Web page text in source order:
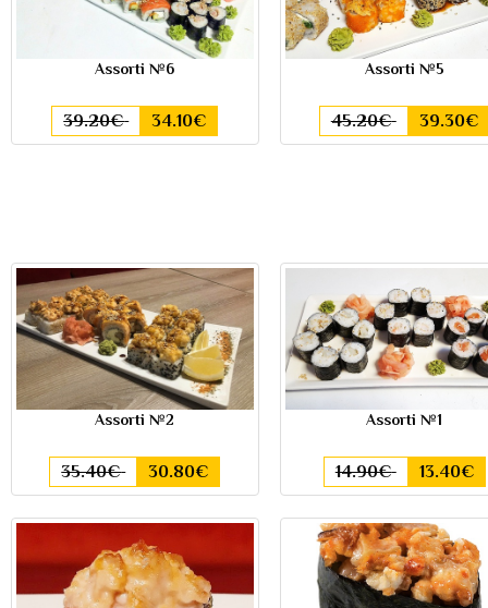
Assorti №6
39.20€ 34.10€
Assorti №5
45.20€ 39.30€
Assorti №2
35.40€ 30.80€
Assorti №1
14.90€ 13.40€